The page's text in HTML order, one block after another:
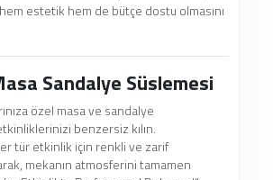
estetik hem de bütçe dostu olmasını
Sandalye Süslemesi
özel masa ve sandalye
benzersiz kılın.
tür etkinlik için renkli ve zarif
mekanın atmosferini tamamen